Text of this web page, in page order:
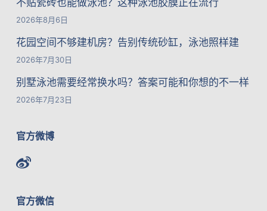
2026年8月6日
花园空间不够建机房？告别传统砂缸，泳池照样建
2026年7月30日
别墅泳池需要经常换水吗？答案可能和你想的不一样
2026年7月23日
官方微博
官方微信